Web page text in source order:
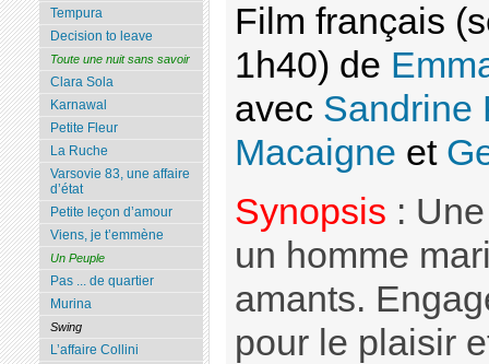
Film français
1h40) de
avec Sandrine
Macaigne et
Synopsis :
un homme
amants.
pour le plaisir
Tempura
Decision to leave
Toute une nuit sans savoir
Clara Sola
Karnawal
Petite Fleur
La Ruche
Varsovie 83, une affaire
d’état
Petite leçon d’amour
Viens, je t’emmène
Un Peuple
Pas ... de quartier
Murina
Swing
L’affaire Collini